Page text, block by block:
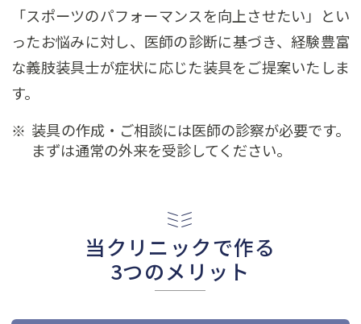
「スポーツのパフォーマンスを向上させたい」とい
ったお悩みに対し、医師の診断に基づき、経験豊富
な義肢装具士が症状に応じた装具をご提案いたしま
す。
装具の作成・ご相談には医師の診察が必要です。
まずは通常の外来を受診してください。
当クリニックで作る
3つのメリット